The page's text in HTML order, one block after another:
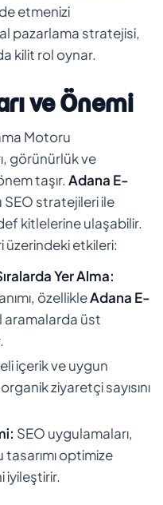
etmenizi
pazarlama stratejisi,
kilit rol oynar.
ve Önemi
Motoru
görünürlük ve
taşır. Adana E-
stratejileri ile
kitlelerine ulaşabilir.
etkileri:
Yer Alma:
özellikleAdana E-
aramalarda üst
içerik ve uygun
ziyaretçi sayısını
SEO uygulamaları,
tasarımı optimize
iyileştirir.